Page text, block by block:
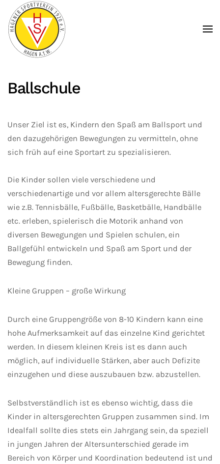
Zum Hauptinhalt springen
Ballschule
Unser Ziel ist es, Kindern den Spaß am Ballsport und
den dazugehörigen Bewegungen zu vermitteln, ohne
sich früh auf eine Sportart zu spezialisieren.
Die Kinder sollen viele verschiedene und
verschiedenartige und vor allem altersgerechte Bälle
wie z.B. Tennisbälle, Fußbälle, Basketbälle, Handbälle
etc. erleben, spielerisch die Motorik anhand von
diversen Bewegungen und Spielen schulen, ein
Ballgefühl entwickeln und Spaß am Sport und der
Bewegung finden.
Kleine Gruppen – große Wirkung
Durch eine Gruppengröße von 8-10 Kindern kann eine
hohe Aufmerksamkeit auf das einzelne Kind gerichtet
werden. In diesem kleinen Kreis ist es dann auch
möglich, auf individuelle Stärken, aber auch Defizite
einzugehen und diese auszubauen bzw. abzustellen.
Selbstverständlich ist es ebenso wichtig, dass die
Kinder in altersgerechten Gruppen zusammen sind. Im
Idealfall sollte dies stets ein Jahrgang sein, da speziell
in jungen Jahren der Altersunterschied gerade im
Bereich von Körper und Koordination bedeutend ist und